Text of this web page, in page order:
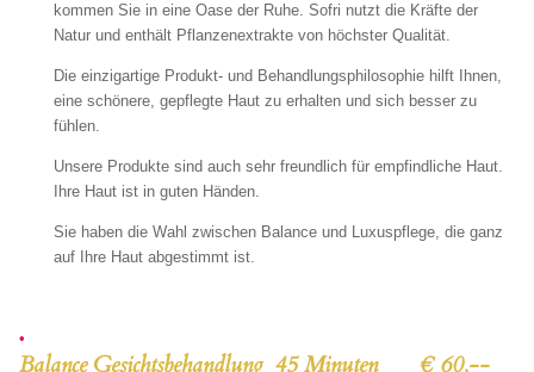
kommen Sie in eine Oase der Ruhe. Sofri nutzt die Kräfte der
Natur und enthält Pflanzenextrakte von höchster Qualität.
Die einzigartige Produkt- und Behandlungsphilosophie hilft Ihnen,
eine schönere, gepflegte Haut zu erhalten und sich besser zu
fühlen.
Unsere Produkte sind auch sehr freundlich für empfindliche Haut.
Ihre Haut ist in guten Händen.
Sie haben die Wahl zwischen Balance und Luxuspflege, die ganz
auf Ihre Haut abgestimmt ist.
Balance Gesichtsbehandlung 45 Minuten € 60,--